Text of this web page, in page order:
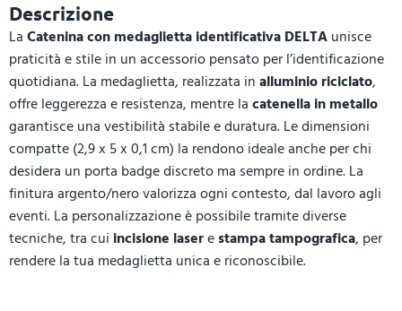
Descrizione
LaCatenina con medaglietta identificativa DELTAunisce
praticità e stile in un accessorio pensato per l’identificazione
quotidiana. La medaglietta, realizzata inalluminio riciclato,
offre leggerezza e resistenza, mentre lacatenella in metallo
garantisce una vestibilità stabile e duratura. Le dimensioni
compatte (2,9 x 5 x 0,1 cm) la rendono ideale anche per chi
desidera un porta badge discreto ma sempre in ordine. La
finitura argento/nero valorizza ogni contesto, dal lavoro agli
eventi. La personalizzazione è possibile tramite diverse
tecniche, tra cuiincisione laserestampa tampografica, per
rendere la tua medaglietta unica e riconoscibile.